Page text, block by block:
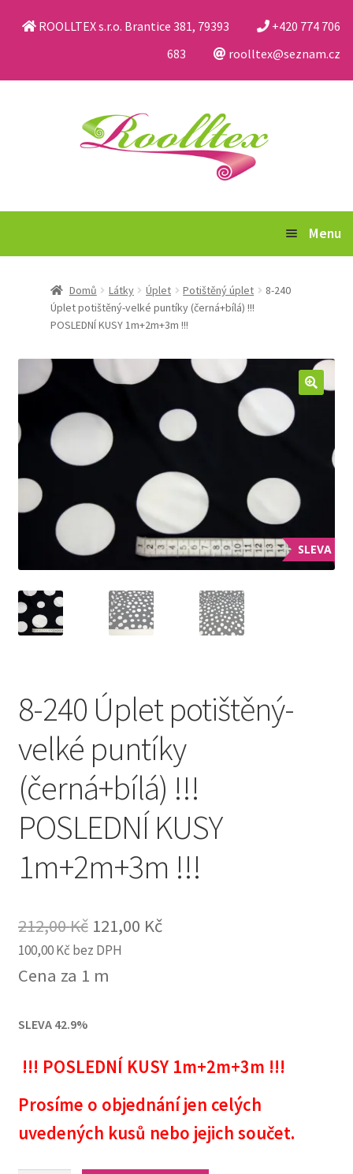
ROOLLTEX s.r.o. Brantice 381, 79393
+420 774 706
683
roolltex@seznam.cz
Menu
Obchodní podmínky a reklamační řád
Jak nakupovat
Kontakt
Domů Látky Úplet Potištěný úplet
8-240
Úplet potištěný-velké puntíky (černá+bílá) !!!
POSLEDNÍ KUSY 1m+2m+3m !!!
SLEVA
8-240 Úplet potištěný-
velké puntíky
(černá+bílá) !!!
POSLEDNÍ KUSY
1m+2m+3m !!!
212,00Kč Original
price
was:
121,00 KčCurrent
100,00Kč bez DPH
Cena za 1 m
SLEVA 42.9%
!!! POSLEDNÍ KUSY 1m+2m+3m !!!
Prosíme o objednání jen celých
uvedených kusů nebo jejich součet.